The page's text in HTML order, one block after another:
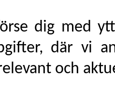
dig med
där vi
och